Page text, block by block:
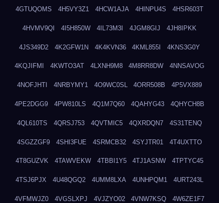
4GTUQOMS 4H5VY3Z1 4HCW1AJA 4HINPU4S 4HSR603T
4HVMV9QI 4I5H850W 4IL73M3I 4JGM8GIJ 4JH8IPKK
4JS349D2 4K2GFW1N 4K4KVN36 4KML855I 4KNS3G0Y
4KQJIFMI 4KWTO3AT 4LXNH9M8 4M8RR8DW 4NNSAVOG
4NOFJHTI 4NRBYMY1 4O9WC0SL 4ORR508B 4P5VX889
4PE2DGG9 4PW810LS 4Q1M7Q60 4QAHYG43 4QHYCH8B
4QL610TS 4QRSJ753 4QVTMIC5 4QXRDQN7 4S31TENQ
4SGZZGF9 4SHI3FUE 4SRMCB32 4SYJTR01 4T4UXTTO
4T8GUZVK 4TAWVEKW 4TBBI1Y5 4TJ1ASNW 4TPTYC45
4TSJ6PJX 4U48QGQ2 4UMM8LXA 4UNHPQM1 4URT243L
4VFMWJZ0 4VGSLXPJ 4VJZYO02 4VNW7KSQ 4W6ZE1F7